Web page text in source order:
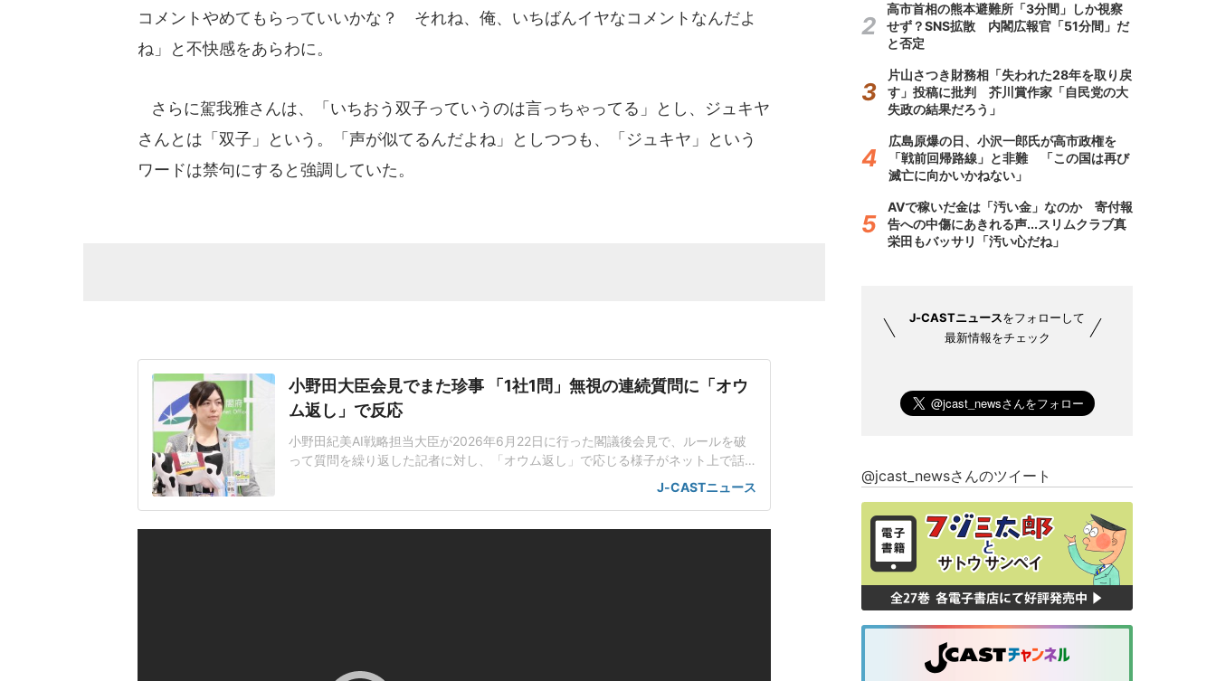
コメントやめてもらっていいかな？ それね、俺、いちばんイヤなコメントなんだよ
ね」と不快感をあらわに。
さらに駕我雅さんは、「いちおう双子っていうのは言っちゃってる」とし、ジュキヤ
さんとは「双子」という。「声が似てるんだよね」としつつも、「ジュキヤ」という
ワードは禁句にすると強調していた。
小野田大臣会見でまた珍事 「1社1問」無視の連続質問に「オウ
ム返し」で反応
小野田紀美AI戦略担当大臣が2026年6月22日に行った閣議後会見で、ルールを破
って質問を繰り返した記者に対し、「オウム返し」で応じる様子がネット上で話
題となっている。人工知能基本計画の改定素案めぐり応酬小野田氏は会見で、人
工知能基本計画の改定素案を決定したことを報告した。話題を集めているのは、
J-CASTニュース
高市首相の熊本避難所「3分間」しか視察
せず？SNS拡散 内閣広報官「51分間」だ
と否定
片山さつき財務相「失われた28年を取り戻
す」投稿に批判 芥川賞作家「自民党の大
失政の結果だろう」
広島原爆の日、小沢一郎氏が高市政権を
「戦前回帰路線」と非難 「この国は再び
滅亡に向かいかねない」
AVで稼いだ金は「汚い金」なのか 寄付報
告への中傷にあきれる声...スリムクラブ真
栄田もバッサリ「汚い心だね」
J-CASTニュースをフォローして
最新情報をチェック
@jcast_newsさんのツイート